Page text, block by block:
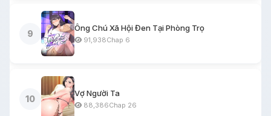
9
Ông Chú Xã Hội Đen Tại Phòng Trọ
91,938Chap 6
10
Vợ Người Ta
88,386Chap 26